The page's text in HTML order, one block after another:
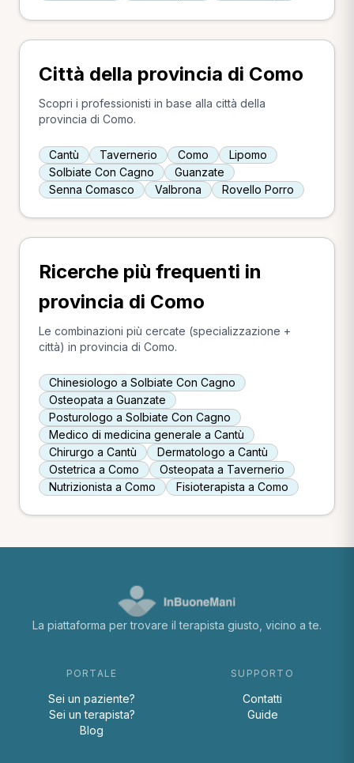
Città della provincia di Como
Scopri i professionisti in base alla città della
provincia di Como.
Cantù Tavernerio Como
Lipomo
Solbiate Con Cagno
Guanzate
Senna Comasco
Valbrona Rovello Porro
Ricerche più frequenti in
provincia di Como
Le combinazioni più cercate (specializzazione +
città) in provincia di Como.
Chinesiologo a Solbiate Con Cagno
Osteopata a Guanzate
Posturologo a Solbiate Con Cagno
Medico di medicina generale a Cantù
Chirurgo a Cantù
Dermatologo a Cantù
Ostetrica a Como
Osteopata a Tavernerio
Nutrizionista a Como
Fisioterapista a Como
La piattaforma per trovare il terapista giusto, vicino a te.
PORTALE
Sei un paziente?
Sei un terapista?
Blog
SUPPORTO
Contatti
Guide